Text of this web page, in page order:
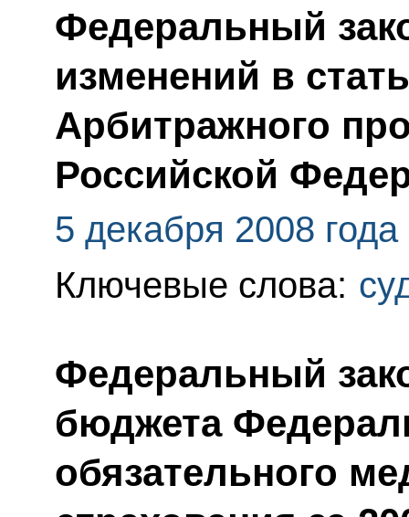
Федеральный
изменений в
Арбитражного
Российской
5 декабря 2008 года
Ключевые слова:
Федеральный
бюджета
обязательного